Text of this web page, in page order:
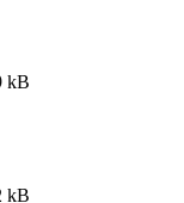
kB
kB